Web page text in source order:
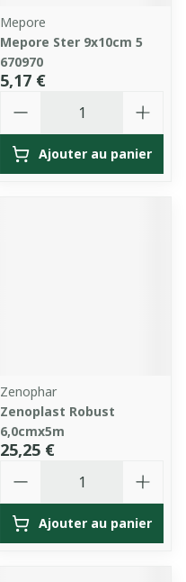
Mepore
Mepore Ster 9x10cm 5
670970
5,17 €
Ajouter au panier
Zenophar
Zenoplast Robust
6,0cmx5m
25,25 €
Ajouter au panier